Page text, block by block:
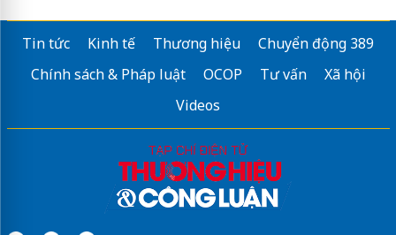
Tin tức Kinh tế Thương hiệu
Chuyển động 389
Chính sách & Pháp luật
OCOP Tư vấn
Xã hội
Videos